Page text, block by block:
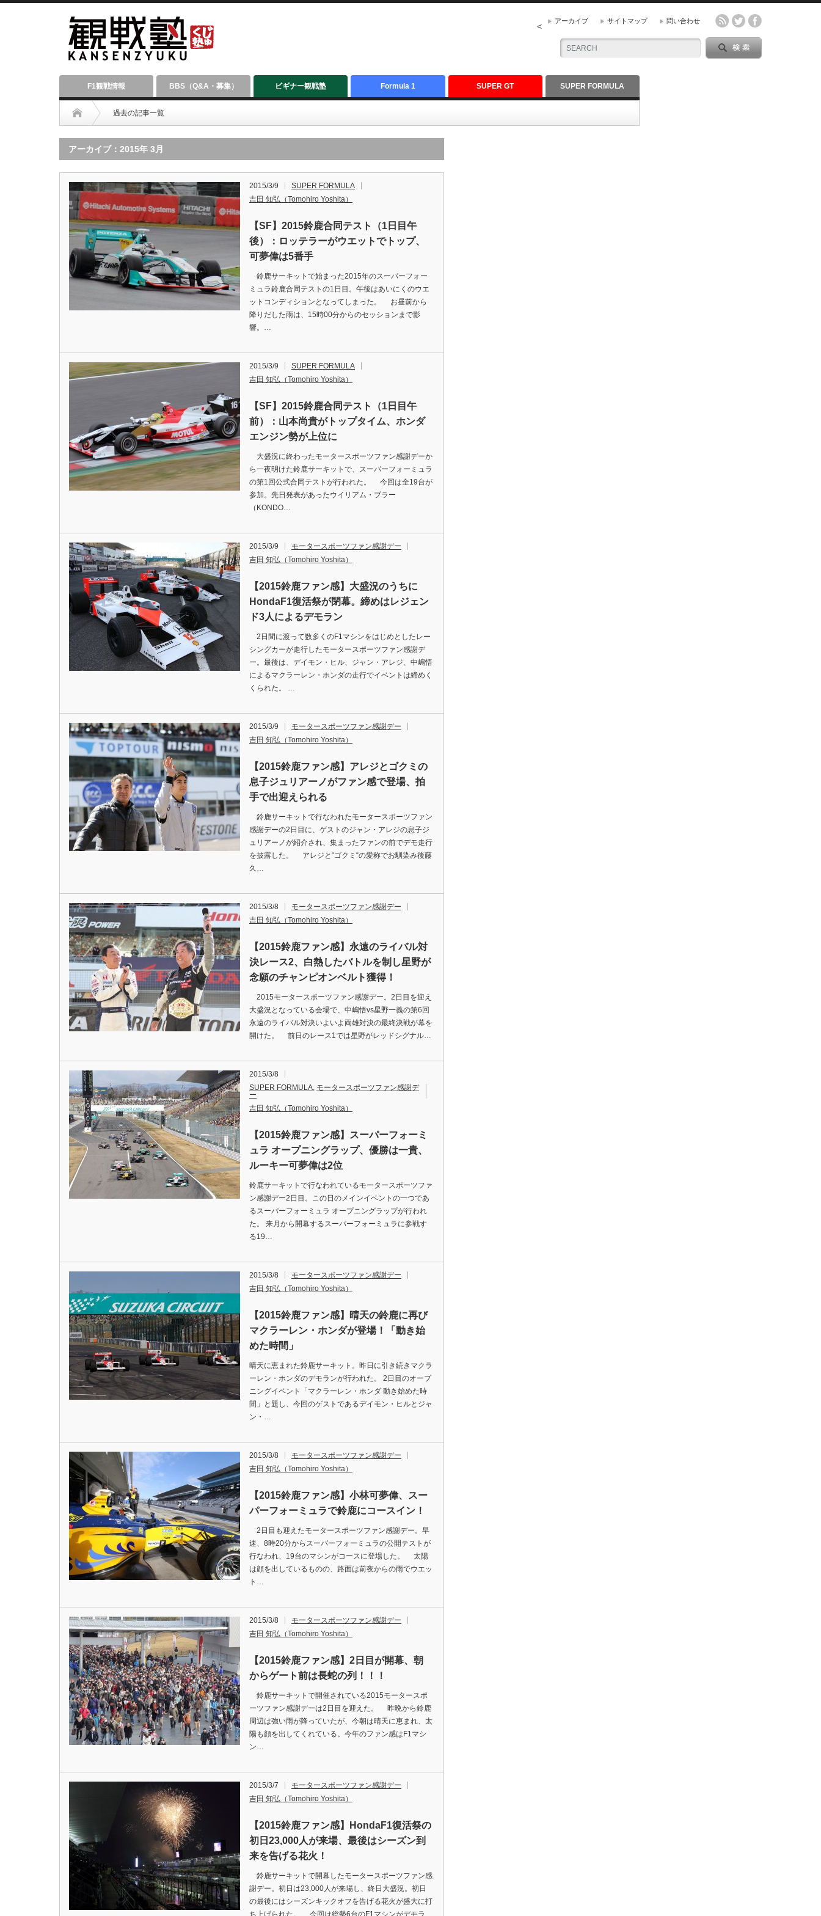
アーカイブ サイトマップ 問い合わせ
<
F1観戦情報 BBS（Q&A・募集） ビギナー観戦塾 Formula 1 SUPER GT SUPER FORMULA
過去の記事一覧
アーカイブ：2015年 3月
2015/3/9
SUPER FORMULA
吉田 知弘（Tomohiro Yoshita）
【SF】2015鈴鹿合同テスト（1日目午
後）：ロッテラーがウエットでトップ、
可夢偉は5番手
鈴鹿サーキットで始まった2015年のスーパーフォー
ミュラ鈴鹿合同テストの1日目。午後はあいにくのウエ
ットコンディションとなってしまった。 お昼前から
降りだした雨は、15時00分からのセッションまで影
響。…
2015/3/9
SUPER FORMULA
吉田 知弘（Tomohiro Yoshita）
【SF】2015鈴鹿合同テスト（1日目午
前）：山本尚貴がトップタイム、ホンダ
エンジン勢が上位に
大盛況に終わったモータースポーツファン感謝デーか
ら一夜明けた鈴鹿サーキットで、スーパーフォーミュラ
の第1回公式合同テストが行われた。 今回は全19台が
参加。先日発表があったウイリアム・ブラー
（KONDO…
2015/3/9
モータースポーツファン感謝デー
吉田 知弘（Tomohiro Yoshita）
【2015鈴鹿ファン感】大盛況のうちに
HondaF1復活祭が閉幕。締めはレジェン
ド3人によるデモラン
2日間に渡って数多くのF1マシンをはじめとしたレー
シングカーが走行したモータースポーツファン感謝デ
ー。最後は、デイモン・ヒル、ジャン・アレジ、中嶋悟
によるマクラーレン・ホンダの走行でイベントは締めく
くられた。 …
2015/3/9
モータースポーツファン感謝デー
吉田 知弘（Tomohiro Yoshita）
【2015鈴鹿ファン感】アレジとゴクミの
息子ジュリアーノがファン感で登場、拍
手で出迎えられる
鈴鹿サーキットで行なわれたモータースポーツファン
感謝デーの2日目に、ゲストのジャン・アレジの息子ジ
ュリアーノが紹介され、集まったファンの前でデモ走行
を披露した。 アレジと“ゴクミ“の愛称でお馴染み後藤
久…
2015/3/8
モータースポーツファン感謝デー
吉田 知弘（Tomohiro Yoshita）
【2015鈴鹿ファン感】永遠のライバル対
決レース2、白熱したバトルを制し星野が
念願のチャンピオンベルト獲得！
2015モータースポーツファン感謝デー。2日目を迎え
大盛況となっている会場で、中嶋悟vs星野一義の第6回
永遠のライバル対決いよいよ両雄対決の最終決戦が幕を
開けた。 前日のレース1では星野がレッドシグナル…
2015/3/8
SUPER FORMULA, モータースポーツファン感謝デ
ー
吉田 知弘（Tomohiro Yoshita）
【2015鈴鹿ファン感】スーパーフォーミ
ュラ オープニングラップ、優勝は一貴、
ルーキー可夢偉は2位
鈴鹿サーキットで行なわれているモータースポーツファ
ン感謝デー2日目。この日のメインイベントの一つであ
るスーパーフォーミュラ オープニングラップが行われ
た。 来月から開幕するスーパーフォーミュラに参戦す
る19…
2015/3/8
モータースポーツファン感謝デー
吉田 知弘（Tomohiro Yoshita）
【2015鈴鹿ファン感】晴天の鈴鹿に再び
マクラーレン・ホンダが登場！「動き始
めた時間」
晴天に恵まれた鈴鹿サーキット。昨日に引き続きマクラ
ーレン・ホンダのデモランが行われた。 2日目のオープ
ニングイベント「マクラーレン・ホンダ 動き始めた時
間」と題し、今回のゲストであるデイモン・ヒルとジャ
ン・…
2015/3/8
モータースポーツファン感謝デー
吉田 知弘（Tomohiro Yoshita）
【2015鈴鹿ファン感】小林可夢偉、スー
パーフォーミュラで鈴鹿にコースイン！
2日目も迎えたモータースポーツファン感謝デー。早
速、8時20分からスーパーフォーミュラの公開テストが
行なわれ、19台のマシンがコースに登場した。 太陽
は顔を出しているものの、路面は前夜からの雨でウエッ
ト…
2015/3/8
モータースポーツファン感謝デー
吉田 知弘（Tomohiro Yoshita）
【2015鈴鹿ファン感】2日目が開幕、朝
からゲート前は長蛇の列！！！
鈴鹿サーキットで開催されている2015モータースポ
ーツファン感謝デーは2日目を迎えた。 昨晩から鈴鹿
周辺は強い雨が降っていたが、今朝は晴天に恵まれ、太
陽も顔を出してくれている。今年のファン感はF1マシ
ン…
2015/3/7
モータースポーツファン感謝デー
吉田 知弘（Tomohiro Yoshita）
【2015鈴鹿ファン感】HondaF1復活祭の
初日23,000人が来場、最後はシーズン到
来を告げる花火！
鈴鹿サーキットで開幕したモータースポーツファン感
謝デー。初日は23,000人が来場し、終日大盛況。初日
の最後にはシーズンキックオフを告げる花火が盛大に打
ち上げられた。 今回は総勢6台のF1マシンがデモラ…